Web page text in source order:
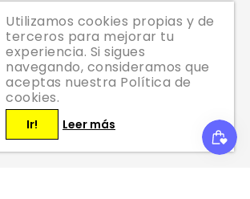
Utilizamos cookies propias y de
terceros para mejorar tu
experiencia. Si sigues
navegando, consideramos que
aceptas nuestra Política de
cookies.
Ir! Leer más